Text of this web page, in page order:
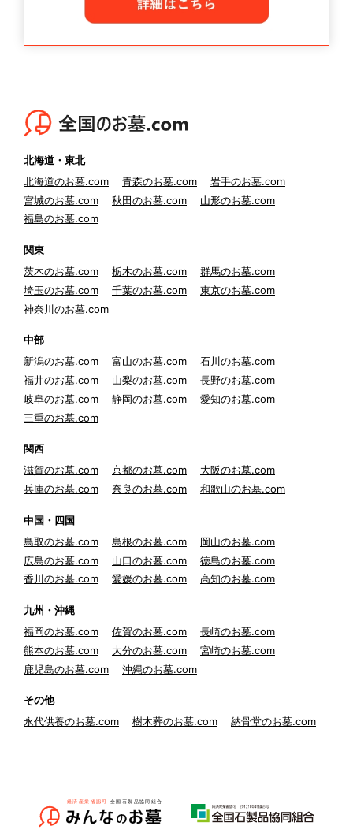
北海道・東北
北海道のお墓.com
青森のお墓.com
岩手のお墓.com
宮城のお墓.com
秋田のお墓.com
山形のお墓.com
福島のお墓.com
関東
茨木のお墓.com
栃木のお墓.com
群馬のお墓.com
埼玉のお墓.com
千葉のお墓.com
東京のお墓.com
神奈川のお墓.com
中部
新潟のお墓.com
富山のお墓.com
石川のお墓.com
福井のお墓.com
山梨のお墓.com
長野のお墓.com
岐阜のお墓.com
静岡のお墓.com
愛知のお墓.com
三重のお墓.com
関西
滋賀のお墓.com
京都のお墓.com
大阪のお墓.com
兵庫のお墓.com
奈良のお墓.com 和歌山のお墓.com
中国・四国
鳥取のお墓.com
島根のお墓.com
岡山のお墓.com
広島のお墓.com
山口のお墓.com
徳島のお墓.com
香川のお墓.com
愛媛のお墓.com 高知のお墓.com
九州・沖縄
福岡のお墓.com
佐賀のお墓.com
長崎のお墓.com
熊本のお墓.com
大分のお墓.com
宮崎のお墓.com
鹿児島のお墓.com
沖縄のお墓.com
その他
永代供養のお墓.com
樹木葬のお墓.com 納骨堂のお墓.com